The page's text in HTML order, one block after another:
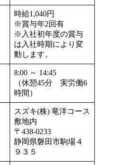
時給1,040円
※賞与年2回有
※入社初年度の賞与
は入社時期により変
動します。
8:00 ～ 14:45
（休憩45分 実労働6
時間）
スズキ(株) 竜洋コース
敷地内
〒438-0233
静岡県磐田市駒場４
９３５